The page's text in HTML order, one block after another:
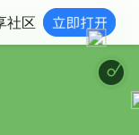
社区
浪漫物语Romantic Piano